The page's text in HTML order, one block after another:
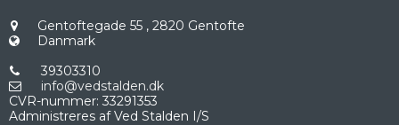
Gentoftegade 55 , 2820 Gentofte
Danmark
39303310
info@vedstalden.dk
CVR-nummer: 33291353
Administreres af Ved Stalden I/S